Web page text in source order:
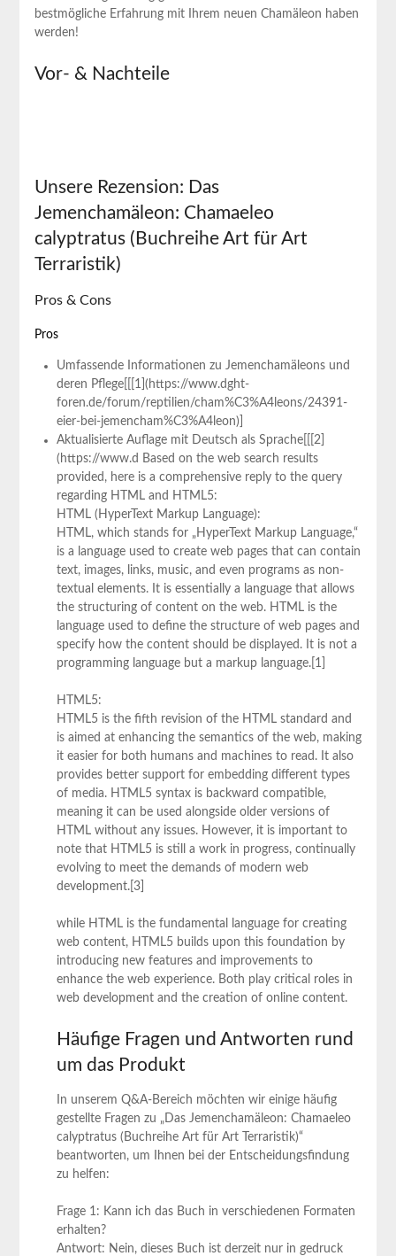
bestmögliche Erfahrung mit Ihrem neuen Chamäleon haben
werden!
Vor- & Nachteile
Unsere Rezension: Das
Jemenchamäleon: Chamaeleo
calyptratus (Buchreihe Art für Art
Terraristik)
Pros & Cons
Pros
Umfassende Informationen zu Jemenchamäleons und
deren Pflege[[[1](https://www.dght-
foren.de/forum/reptilien/cham%C3%A4leons/24391-
eier-bei-jemencham%C3%A4leon)]
Aktualisierte Auflage mit Deutsch als Sprache[[[2]
(https://www.d Based on the web search results
provided, here is a comprehensive reply to the query
regarding HTML and HTML5:
HTML (HyperText Markup Language):
HTML, which stands for „HyperText Markup Language,“
is a language used to create web pages that can contain
text, images, links, music, and even programs as non-
textual elements. It is essentially a language that allows
the structuring of content on the web. HTML is the
language used to define the structure of web pages and
specify how the content should be displayed. It is not a
programming language but a markup language.[1]
HTML5:
HTML5 is the fifth revision of the HTML standard and
is aimed at enhancing the semantics of the web, making
it easier for both humans and machines to read. It also
provides better support for embedding different types
of media. HTML5 syntax is backward compatible,
meaning it can be used alongside older versions of
HTML without any issues. However, it is important to
note that HTML5 is still a work in progress, continually
evolving to meet the demands of modern web
development.[3]
while HTML is the fundamental language for creating
web content, HTML5 builds upon this foundation by
introducing new features and improvements to
enhance the web experience. Both play critical roles in
web development and the creation of online content.
Häufige Fragen und Antworten rund
um das Produkt
In unserem Q&A-Bereich möchten wir einige häufig
gestellte Fragen zu „Das Jemenchamäleon: Chamaeleo
calyptratus (Buchreihe Art für Art Terraristik)“
beantworten, um Ihnen bei der Entscheidungsfindung
zu helfen:
Frage 1: Kann ich das Buch in verschiedenen Formaten
erhalten?
Antwort: Nein, dieses Buch ist derzeit nur in gedruck